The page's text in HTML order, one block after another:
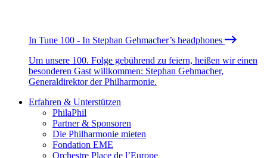
In Tune 100 - In Stephan Gehmacher’s headphones
Um unsere 100. Folge gebührend zu feiern, heißen wir einen
besonderen Gast willkommen: Stephan Gehmacher,
Generaldirektor der Philharmonie.
Erfahren & Unterstützen
PhilaPhil
Partner & Sponsoren
Die Philharmonie mieten
Fondation EME
Orchestre Place de l’Europe